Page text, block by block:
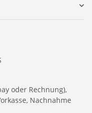
oder Rechnung),
Nachnahme